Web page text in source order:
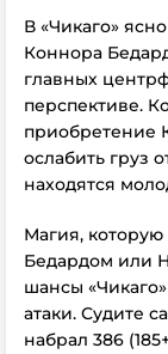
В «Чикаго»
Коннора
главных
перспективе.
приобретение
ослабить груз
находятся
Магия,
Бедардом или
шансы
атаки. Судите
набрал 386